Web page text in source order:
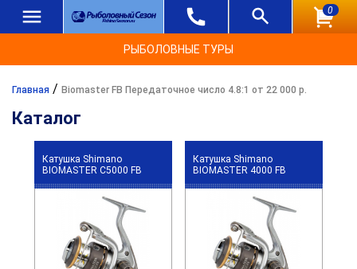
0
РЫБОЛОВНЫЕ ТУРЫ
Главная / Biomaster FB Передаточное число 4.8:1 от 22 000 р.
Каталог
Катушка Shimano
BIOMASTER C5000 FB
Катушка Shimano
BIOMASTER 4000 FB